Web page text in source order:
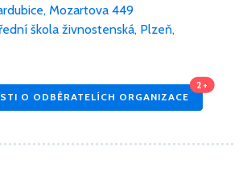
Mozartova 449
škola živnostenská, Plzeň,
O ODBĚRATELÍCH ORGANIZACE
2+